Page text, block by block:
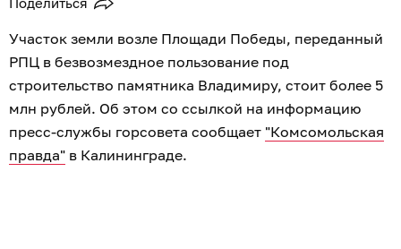
Участок земли возле Площади Победы, переданный
РПЦ в безвозмездное пользование под
строительство памятника Владимиру, стоит более 5
млн рублей. Об этом со ссылкой на информацию
пресс-службы горсовета сообщает "Комсомольская
правда" в Калининграде.